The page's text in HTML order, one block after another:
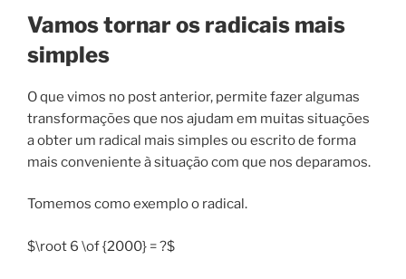
Vamos tornar os radicais mais
simples
O que vimos no post anterior, permite fazer algumas
transformações que nos ajudam em muitas situações
a obter um radical mais simples ou escrito de forma
mais conveniente à situação com que nos deparamos.
Tomemos como exemplo o radical.
$\root 6 \of {2000} = ?$